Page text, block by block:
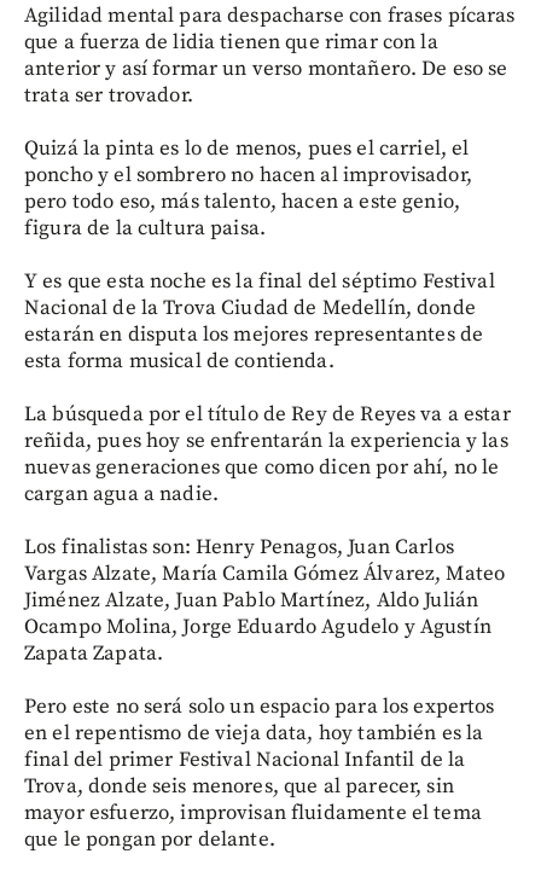
Agilidad mental para despacharse con frases pícaras
que a fuerza de lidia tienen que rimar con la
anterior y así formar un verso montañero. De eso se
trata ser trovador.
Quizá la pinta es lo de menos, pues el carriel, el
poncho y el sombrero no hacen al improvisador,
pero todo eso, más talento, hacen a este genio,
figura de la cultura paisa.
Y es que esta noche es la final del séptimo Festival
Nacional de la Trova Ciudad de Medellín, donde
estarán en disputa los mejores representantes de
esta forma musical de contienda.
La búsqueda por el título de Rey de Reyes va a estar
reñida, pues hoy se enfrentarán la experiencia y las
nuevas generaciones que como dicen por ahí, no le
cargan agua a nadie.
Los finalistas son: Henry Penagos, Juan Carlos
Vargas Alzate, María Camila Gómez Álvarez, Mateo
Jiménez Alzate, Juan Pablo Martínez, Aldo Julián
Ocampo Molina, Jorge Eduardo Agudelo y Agustín
Zapata Zapata.
Pero este no será solo un espacio para los expertos
en el repentismo de vieja data, hoy también es la
final del primer Festival Nacional Infantil de la
Trova, donde seis menores, que al parecer, sin
mayor esfuerzo, improvisan fluidamente el tema
que le pongan por delante.